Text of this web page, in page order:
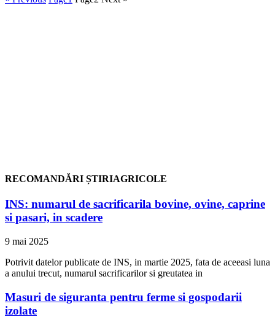
RECOMANDĂRI ȘTIRIAGRICOLE
INS: numarul de sacrificarila bovine, ovine, caprine
si pasari, in scadere
9 mai 2025
Potrivit datelor publicate de INS, in martie 2025, fata de aceeasi luna
a anului trecut, numarul sacrificarilor si greutatea in
Masuri de siguranta pentru ferme si gospodarii
izolate